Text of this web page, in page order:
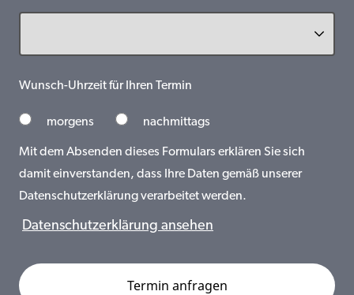
Wunsch-Uhrzeit für Ihren Termin
morgens nachmittags
Mit dem Absenden dieses Formulars erklären Sie sich
damit einverstanden, dass Ihre Daten gemäß unserer
Datenschutzerklärung verarbeitet werden.
Datenschutzerklärung ansehen